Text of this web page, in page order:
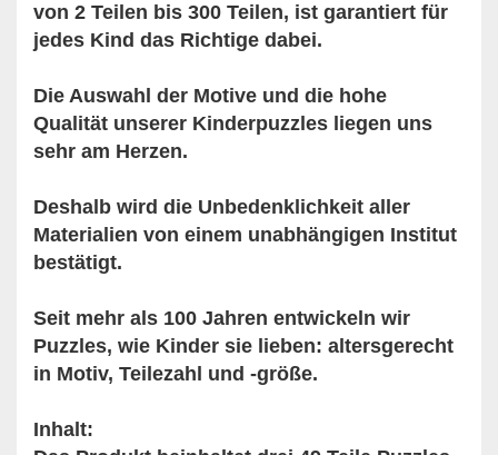
von 2 Teilen bis 300 Teilen, ist garantiert für
jedes Kind das Richtige dabei.
Die Auswahl der Motive und die hohe
Qualität unserer Kinderpuzzles liegen uns
sehr am Herzen.
Deshalb wird die Unbedenklichkeit aller
Materialien von einem unabhängigen Institut
bestätigt.
Seit mehr als 100 Jahren entwickeln wir
Puzzles, wie Kinder sie lieben: altersgerecht
in Motiv, Teilezahl und -größe.
Inhalt: